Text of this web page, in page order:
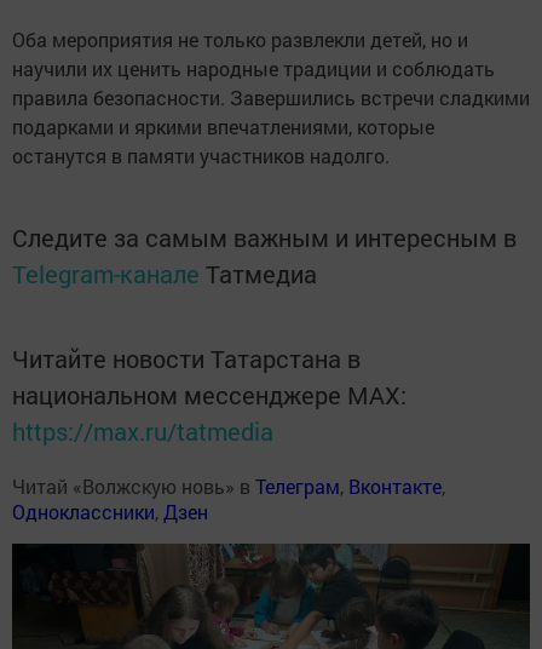
Оба мероприятия не только развлекли детей, но и
научили их ценить народные традиции и соблюдать
правила безопасности. Завершились встречи сладкими
подарками и яркими впечатлениями, которые
останутся в памяти участников надолго.
Следите за самым важным и интересным в
Telegram-канале Татмедиа
Читайте новости Татарстана в
национальном мессенджере MАХ:
https://max.ru/tatmedia
Читай «Волжскую новь» в Телеграм, Вконтакте,
Одноклассники,Дзен